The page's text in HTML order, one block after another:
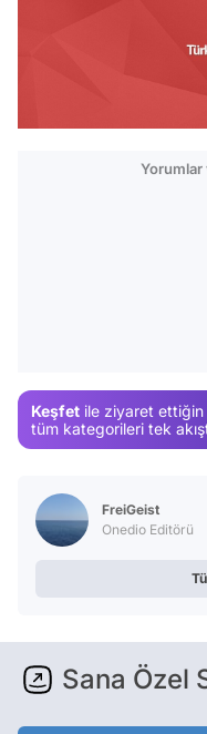
Yorumlar
Keşfet ile ziyaret ettiğin
tüm kategorileri tek
FreiGeist
Onedio Editörü
Sana Özel